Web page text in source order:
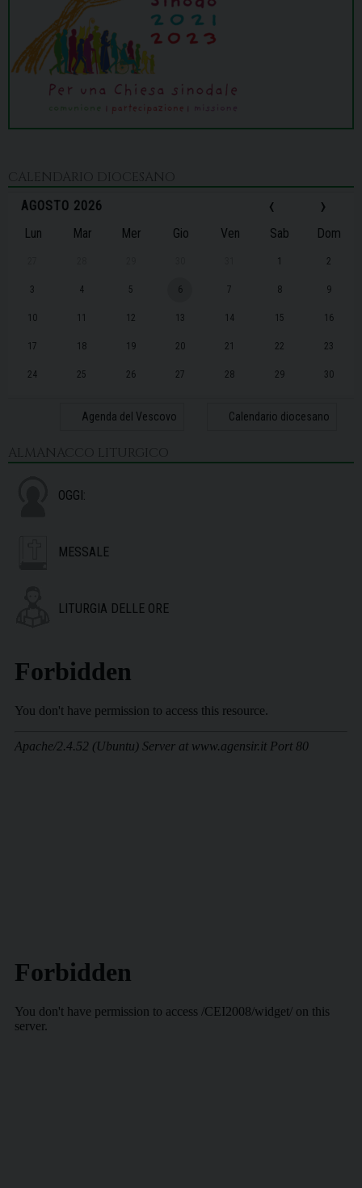
CALENDARIO DIOCESANO
‹
AGOSTO 2026 ›
Lun Mar Mer Gio Ven Sab Dom
1 2
3 4 5 6 7 8 9
10 11 12 13 14 15 16
17 18 19 20 21 22 23
24 25 26 27 28 29 30
Agenda del Vescovo Calendario diocesano
ALMANACCO LITURGICO
OGGI:
MESSALE
LITURGIA DELLE ORE